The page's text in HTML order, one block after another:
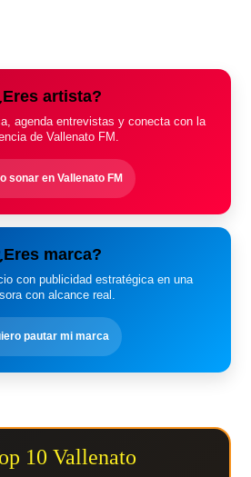
artista?
agenda entrevistas y conecta con la
de Vallenato FM.
sonar en Vallenato FM
marca?
con publicidad estratégica en una
con alcance real.
pautar mi marca
10 Vallenato